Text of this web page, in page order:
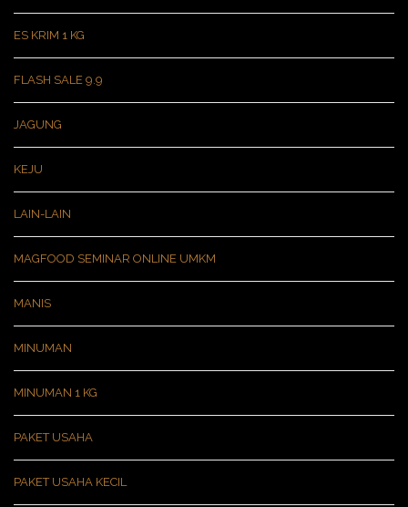
ES KRIM 1 KG
FLASH SALE 9.9
JAGUNG
KEJU
LAIN-LAIN
MAGFOOD SEMINAR ONLINE UMKM
MANIS
MINUMAN
MINUMAN 1 KG
PAKET USAHA
PAKET USAHA KECIL